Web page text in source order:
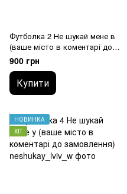
Футболка 2 Не шукай мене в
(ваше місто в коментарі до
замовлення)
900 грн
Купити
НОВИНКА
ХІТ